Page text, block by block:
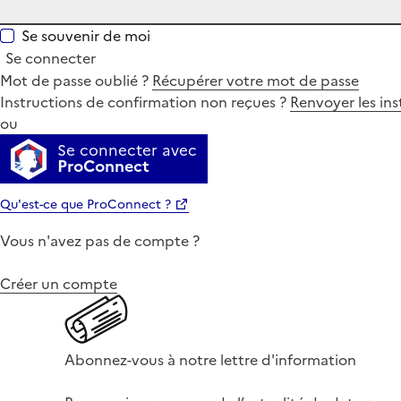
Se souvenir de moi
Se connecter
Mot de passe oublié ? Récupérer votre mot de passe
Instructions de confirmation non reçues ? Renvoyer les
ou
Se connecter avec
ProConnect
Qu'est-ce que ProConnect ?
Vous n'avez pas de compte ?
Créer un compte
Abonnez-vous à notre lettre d'information